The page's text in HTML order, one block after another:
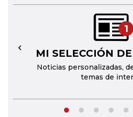
1
MI SELECCIÓN
Noticias personalizadas,
temas de
←